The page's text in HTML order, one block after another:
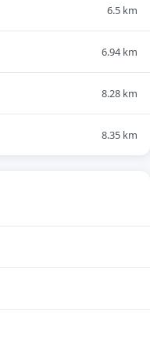
6.5 km
6.94 km
8.28 km
8.35 km